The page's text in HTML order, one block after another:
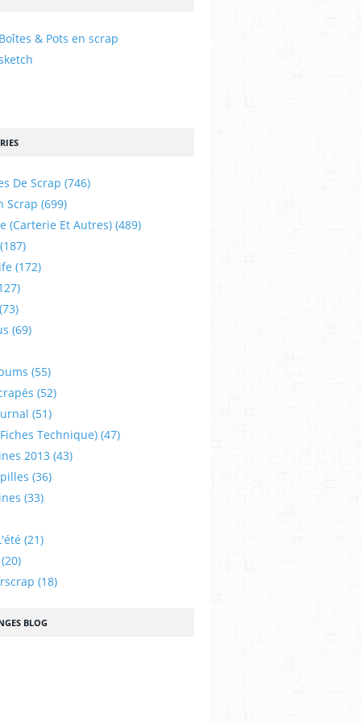
& Pots en scrap
De Scrap (746)
Scrap (699)
(carterie Et Autres) (489)
(172)
(69)
(55)
(52)
(51)
Technique) (47)
2013 (43)
(36)
(33)
(21)
(18)
BLOG